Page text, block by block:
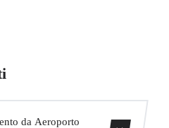
da Aeroporto